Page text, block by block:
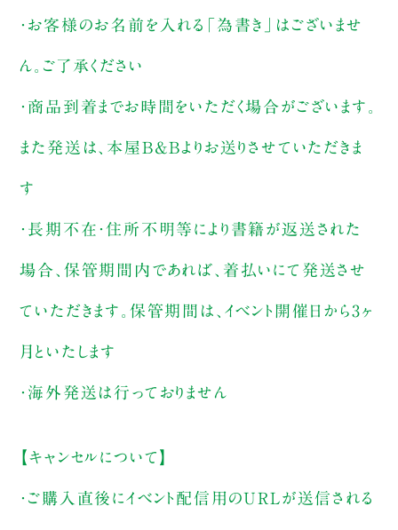
・お客様のお名前を入れる「為書き」はございませ
ん。ご了承ください
・商品到着までお時間をいただく場合がございます。
また発送は、本屋B&Bよりお送りさせていただきま
す
・長期不在・住所不明等により書籍が返送された
場合、保管期間内であれば、着払いにて発送させ
ていただきます。保管期間は、イベント開催日から3ヶ
月といたします
・海外発送は行っておりません
【キャンセルについて】
・ご購入直後にイベント配信用のURLが送信される